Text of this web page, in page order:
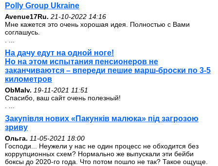
Polly Group Ukraine
Avenue17Ru. 21-10-2022 14:16
Мне кажется это очень хорошая идея. Полностью с Вами
соглашусь.
На дачу едут на одной ноге!
Но на этом испытания пенсионеров не
заканчиваются – впереди пешие марш-броски по 3-5
километров
ОbMalv. 19-11-2021 11:51
Спасибо, ваш сайт очень полезный!
Закупівля нових «Пакунків малюка» під загрозою
зриву
Ольга. 11-05-2021 18:00
Господи... Неужели у нас не один процесс не обходится без
коррупционных схем? Нормально же выпускали эти бейби
боксы до 2020-го года. Что потом пошло не так? Такое ощуще.